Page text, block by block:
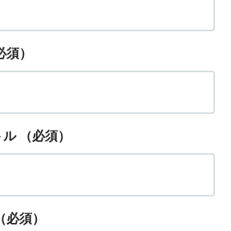
須）
ル （必須）
（必須）